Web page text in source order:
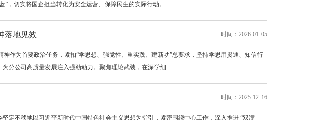
，切实将国企担当转化为安全运营、保障民生的实际行动。
时间：2026-01-05
落地见效
作为首要政治任务，紧扣“学思想、强党性、重实践、建新功”总要求，坚持学思用贯通、知信行
分公司高质量发展注入强劲动力。聚焦理论武装，在深学细...
时间：2025-12-16
定不移地以习近平新时代中国特色社会主义思想为指引，紧密围绕中心工作，深入推进 “双满